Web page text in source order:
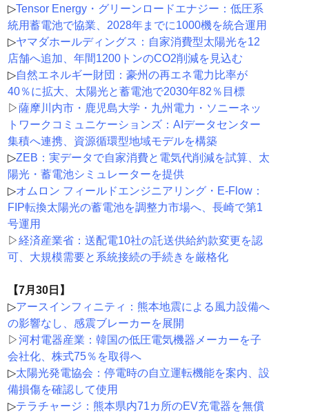
▷Tensor Energy・グリーンロードエナジー：低圧系
統用蓄電池で協業、2028年までに1000機を統合運用
▷ヤマダホールディングス：自家消費型太陽光を12
店舗へ追加、年間1200トンのCO2削減を見込む
▷自然エネルギー財団：豪州の再エネ電力比率が
40％に拡大、太陽光と蓄電池で2030年82％目標
▷薩摩川内市・鹿児島大学・九州電力・ソニーネッ
トワークコミュニケーションズ：AIデータセンター
集積へ連携、資源循環型地域モデルを構築
▷ZEB：実データで自家消費と電気代削減を試算、太
陽光・蓄電池シミュレーターを提供
▷オムロン フィールドエンジニアリング・E-Flow：
FIP転換太陽光の蓄電池を調整力市場へ、長崎で第1
号運用
▷経済産業省：送配電10社の託送供給約款変更を認
可、大規模需要と系統接続の手続きを厳格化
【7月30日】
▷アースインフィニティ：熊本地震による風力設備へ
の影響なし、感震ブレーカーを展開
▷河村電器産業：韓国の低圧電気機器メーカーを子
会社化、株式75％を取得へ
▷太陽光発電協会：停電時の自立運転機能を案内、設
備損傷を確認して使用
▷テラチャージ：熊本県内71カ所のEV充電器を無償